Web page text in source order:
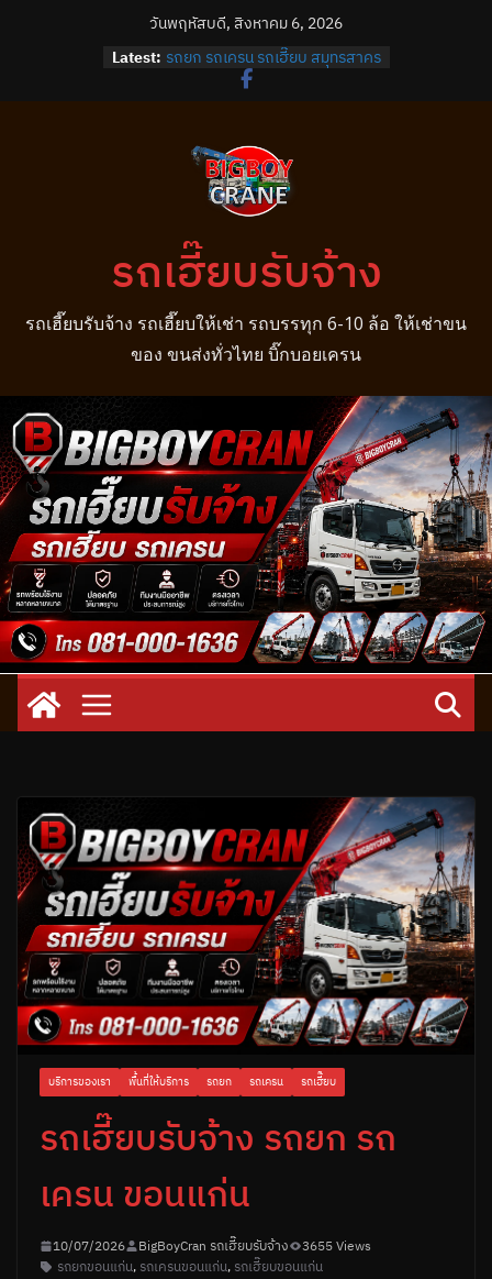
วันพฤหัสบดี, สิงหาคม 6, 2026
Latest: รถยก รถเครน รถเฮี๊ยบ สมุทรสาคร
รถยก รถเครน รถเฮี๊ยบ บางปลา
รถยก รถเครน รถเฮี๊ยบ บางนา
รถเฮี๊ยบรับจ้าง
รถเฮี๊ยบรับจ้าง รถเฮี๊ยบให้เช่า รถบรรทุก 6-10 ล้อ ให้เช่าขน
ของ ขนส่งทั่วไทย บิ๊กบอยเครน
บริการของเรา พื้นที่ให้บริการ รถยก รถเครน รถเฮี๊ยบ
รถเฮี๊ยบรับจ้าง รถยก รถ
เครน ขอนแก่น
10/07/2026 BigBoyCran รถเฮี๊ยบรับจ้าง
3655 Views
รถยกขอนแก่น, รถเครนขอนแก่น, รถเฮี๊ยบขอนแก่น